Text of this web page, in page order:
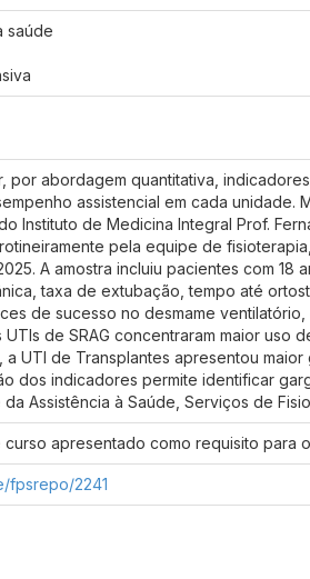
saúde
por abordagem quantitativa,
assistencial em cada unidade.
Instituto de Medicina Integral Prof.
pela equipe de
A amostra incluiu pacientes com
taxa de extubação, tempo até
de sucesso no desmame
UTIs de SRAG concentraram maior
a UTI de Transplantes apresentou
dos indicadores permite identificar
Assistência à Saúde, Serviços de
apresentado como requisito para
fpsrepo/2241